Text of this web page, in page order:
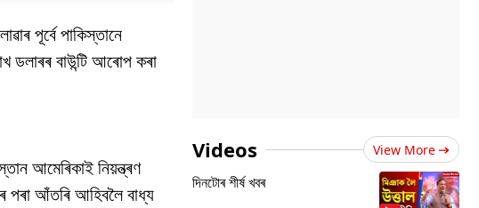
পূৰ্বে পাকিস্তানে
ডলাৰৰ বাউন্টি আৰোপ কৰা
আমেৰিকাই নিয়ন্ত্ৰণ
পৰা আঁতৰি আহিবলৈ বাধ্য
Videos View More
দিনটোৰ শীৰ্ষ খবৰ